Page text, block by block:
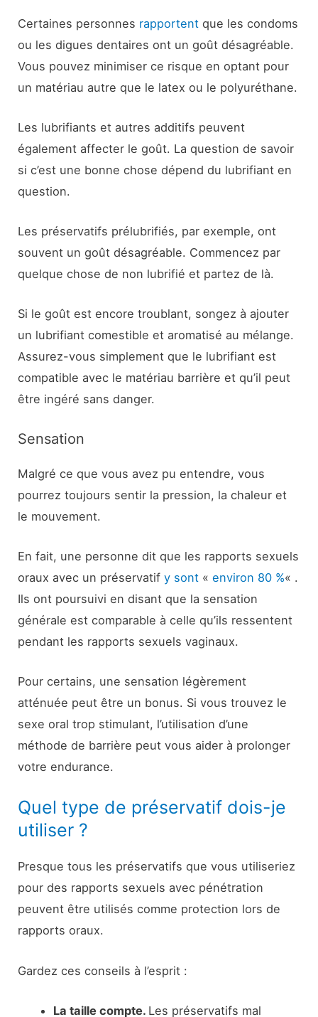
Certaines personnes rapportent que les condoms
ou les digues dentaires ont un goût désagréable.
Vous pouvez minimiser ce risque en optant pour
un matériau autre que le latex ou le polyuréthane.
Les lubrifiants et autres additifs peuvent
également affecter le goût. La question de savoir
si c’est une bonne chose dépend du lubrifiant en
question.
Les préservatifs prélubrifiés, par exemple, ont
souvent un goût désagréable. Commencez par
quelque chose de non lubrifié et partez de là.
Si le goût est encore troublant, songez à ajouter
un lubrifiant comestible et aromatisé au mélange.
Assurez-vous simplement que le lubrifiant est
compatible avec le matériau barrière et qu’il peut
être ingéré sans danger.
Sensation
Malgré ce que vous avez pu entendre, vous
pourrez toujours sentir la pression, la chaleur et
le mouvement.
En fait, une personne dit que les rapports sexuels
oraux avec un préservatif y sont «environ 80 %« .
Ils ont poursuivi en disant que la sensation
générale est comparable à celle qu’ils ressentent
pendant les rapports sexuels vaginaux.
Pour certains, une sensation légèrement
atténuée peut être un bonus. Si vous trouvez le
sexe oral trop stimulant, l’utilisation d’une
méthode de barrière peut vous aider à prolonger
votre endurance.
Quel type de préservatif dois-je
utiliser ?
Presque tous les préservatifs que vous utiliseriez
pour des rapports sexuels avec pénétration
peuvent être utilisés comme protection lors de
rapports oraux.
Gardez ces conseils à l’esprit :
La taille compte. Les préservatifs mal